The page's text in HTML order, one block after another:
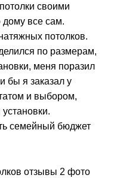
своими
дому все сам.
потолков.
по размерам,
меня поразил
бы я заказал у
и выбором,
семейный бюджет